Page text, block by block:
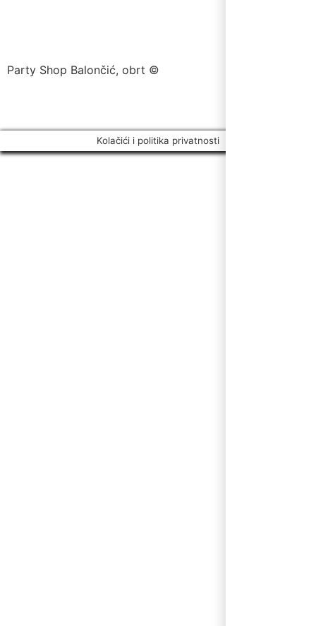
Party Shop Balončić, obrt ©
Kolačići i politika privatnosti